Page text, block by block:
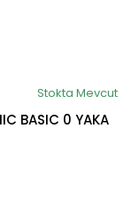
Stokta Mevcut
BASIC 0 YAKA